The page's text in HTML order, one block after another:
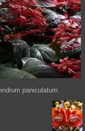
paniculatum.